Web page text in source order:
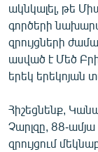
ակնկալել, թե
գործերի
զրույցների
ասված է Մեծ
երեկ երեկոյան
Հիշեցնենք,
Չարլզը, 88-
զրույցում